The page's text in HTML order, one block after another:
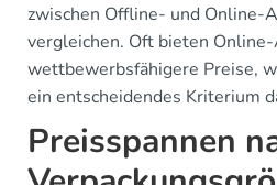
zwischen Offline- und Online-
vergleichen. Oft bieten
wettbewerbsfähigere Preise,
ein entscheidendes Kriterium
Preisspannen